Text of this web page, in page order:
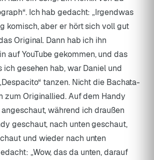
Ich hab gedacht: „Irgendwas
komisch, aber er hört sich voll gut
Original. Dann hab ich ihn
auf YouTube gekommen, und das
ich gesehen hab, war Daniel und
tanzen. Nicht die Bachata-
zum Originallied. Auf dem Handy
während ich draußen
geschaut, nach unten geschaut,
und wieder nach unten
„Wow, das da unten, darauf